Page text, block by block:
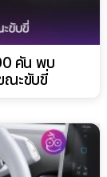
คัน พบ
ณะขับขี่